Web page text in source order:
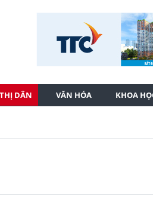
THỊ DÂN VĂN HÓA KHOA